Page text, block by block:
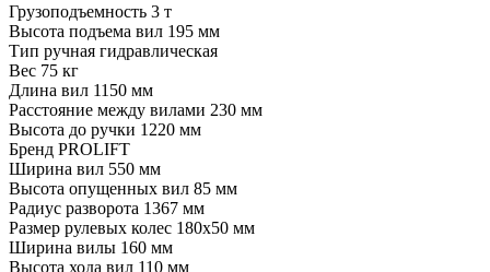
Грузоподъемность 3 т
Высота подъема вил 195 мм
Тип ручная гидравлическая
Вес 75 кг
Длина вил 1150 мм
Расстояние между вилами 230 мм
Высота до ручки 1220 мм
Бренд PROLIFT
Ширина вил 550 мм
Высота опущенных вил 85 мм
Радиус разворота 1367 мм
Размер рулевых колес 180х50 мм
Ширина вилы 160 мм
Высота хода вил 110 мм